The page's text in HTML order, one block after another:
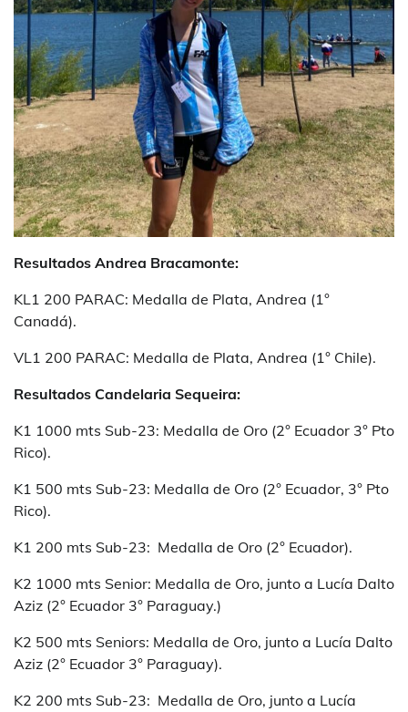
Resultados Andrea Bracamonte:
KL1 200 PARAC: Medalla de Plata, Andrea (1°
Canadá).
VL1 200 PARAC: Medalla de Plata, Andrea (1° Chile).
Resultados Candelaria Sequeira:
K1 1000 mts Sub-23: Medalla de Oro (2° Ecuador 3° Pto
Rico).
K1 500 mts Sub-23: Medalla de Oro (2° Ecuador, 3° Pto
Rico).
K1 200 mts Sub-23: Medalla de Oro (2° Ecuador).
K2 1000 mts Senior: Medalla de Oro, junto a Lucía Dalto
Aziz (2° Ecuador 3° Paraguay.)
K2 500 mts Seniors: Medalla de Oro, junto a Lucía Dalto
Aziz (2° Ecuador 3° Paraguay).
K2 200 mts Sub-23: Medalla de Oro, junto a Lucía